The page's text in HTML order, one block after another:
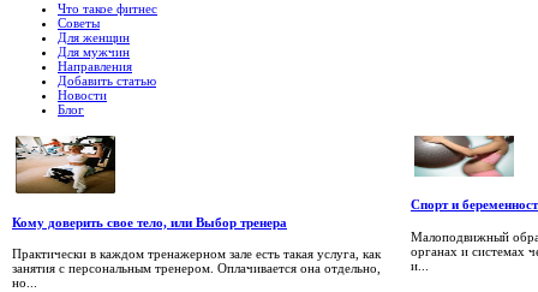
Что такое фитнес
Советы
Для женщин
Для мужчин
Направления
Добавить статью
Новости
Блог
Кому доверить свое тело, или Выбор тренера
Практически в каждом тренажерном зале есть такая услуга, как
занятия с персональным тренером. Оплачивается она отдельно,
но...
Спорт и
Малоподвижный
органах и системах
и...